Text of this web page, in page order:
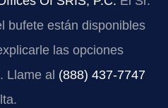
bufete están disponibles
las opciones
Llame al (888) 437-7747